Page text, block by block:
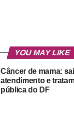
YOU MAY LIKE
Câncer de mama:
atendimento e
pública do DF